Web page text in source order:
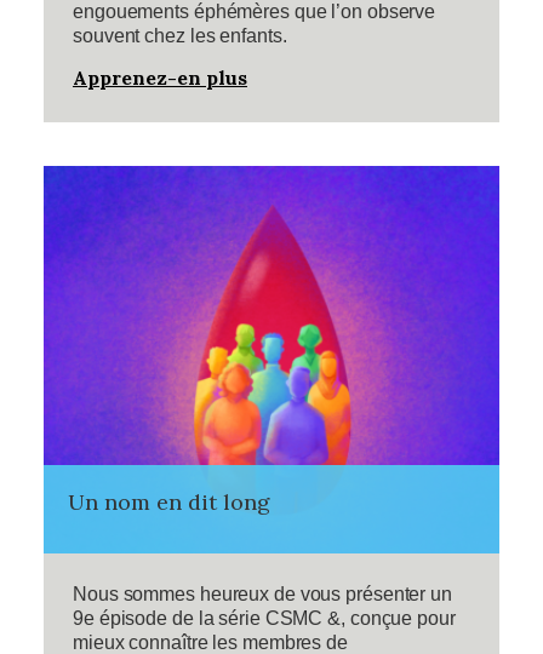
engouements éphémères que l’on observe
souvent chez les enfants.
Apprenez-en plus
Un nom en dit long
Nous sommes heureux de vous présenter un
9e épisode de la série CSMC &, conçue pour
mieux connaître les membres de